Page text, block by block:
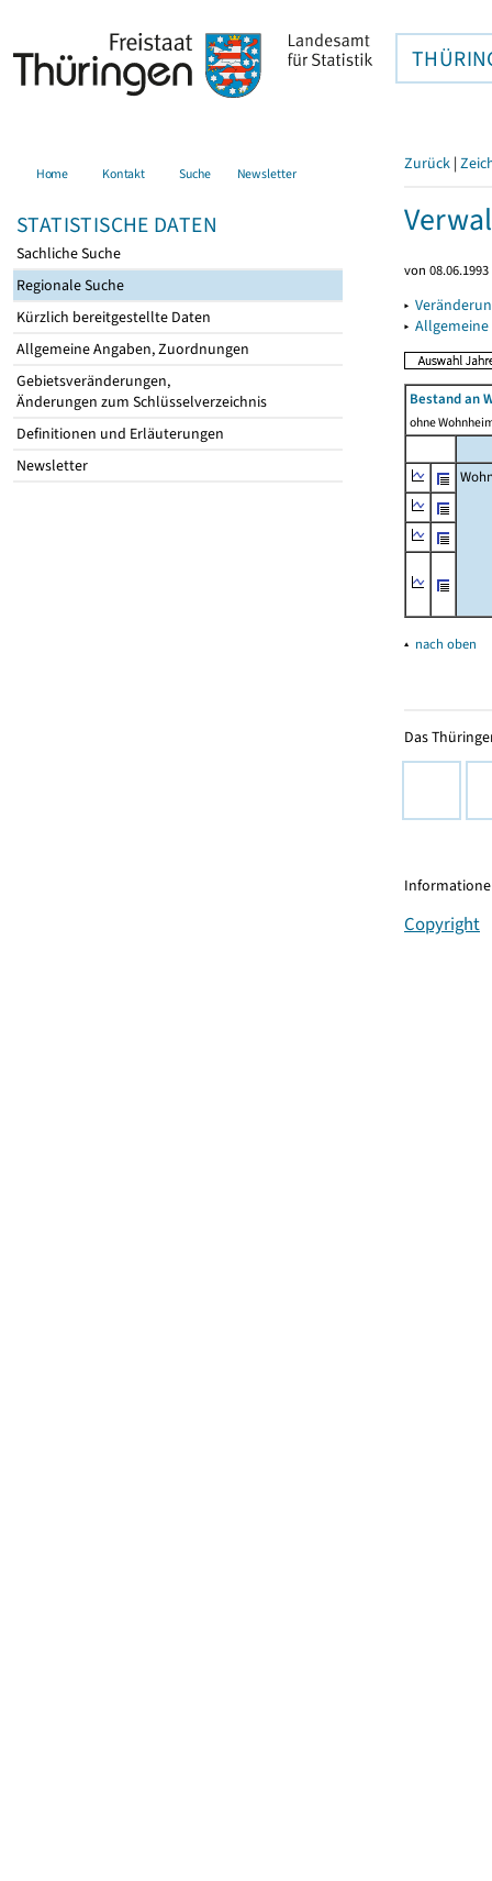
Home Kontakt Suche Newsletter
STATISTISCHE DATEN
Sachliche Suche
Regionale Suche
Kürzlich bereitgestellte Daten
Allgemeine Angaben, Zuordnungen
Gebietsveränderungen,
Änderungen zum Schlüsselverzeichnis
Definitionen und Erläuterungen
Newsletter
Zurück |
von
▸
▸
Bestand an
ohne
▴ nach oben
Das
Copyright